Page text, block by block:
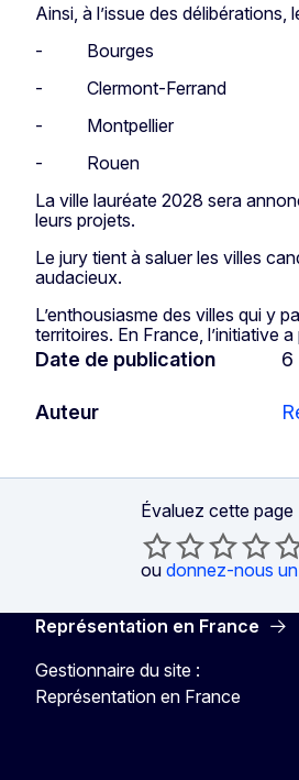
Ainsi, à l’issue des
- Bourges
- Clermont-Ferrand
- Montpellier
- Rouen
La ville lauréate 2028 sera
leurs projets.
Le jury tient à saluer les villes
audacieux.
L’enthousiasme des villes qui y
territoires. En France, l’initiative
Date de publication 6
Auteur
Évaluez cette page
ou donnez-nous
Représentation en France
Gestionnaire du site :
Représentation en France